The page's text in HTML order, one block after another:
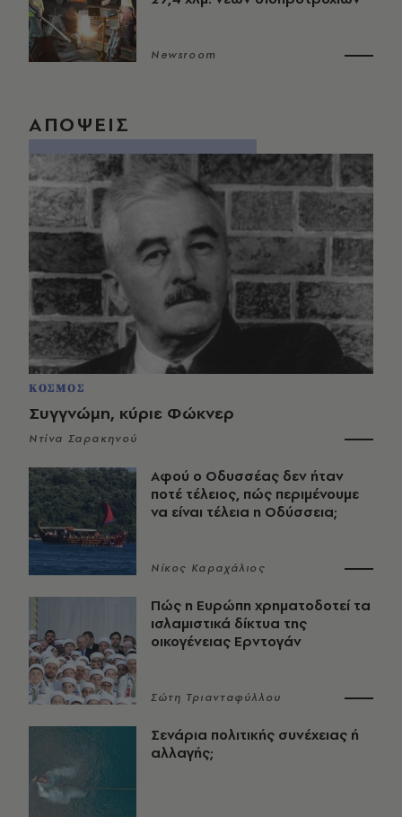
Newsroom
ΑΠΟΨΕΙΣ
ΚΟΣΜΟΣ
Συγγνώμη, κύριε Φώκνερ
Ντίνα Σαρακηνού
Αφού ο Οδυσσέας δεν ήταν
ποτέ τέλειος, πώς περιμένουμε
να είναι τέλεια η Οδύσσεια;
Νίκος Καραχάλιος
Πώς η Ευρώπη χρηματοδοτεί τα
ισλαμιστικά δίκτυα της
οικογένειας Ερντογάν
Σώτη Τριανταφύλλου
Σενάρια πολιτικής συνέχειας ή
αλλαγής;